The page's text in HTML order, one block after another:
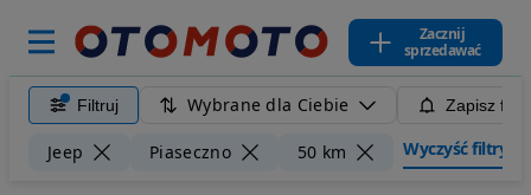
Zacznij
sprzedawać
Filtruj Wybrane dla Ciebie Zapisz
Jeep Piaseczno 50 km Wyczyść filtry